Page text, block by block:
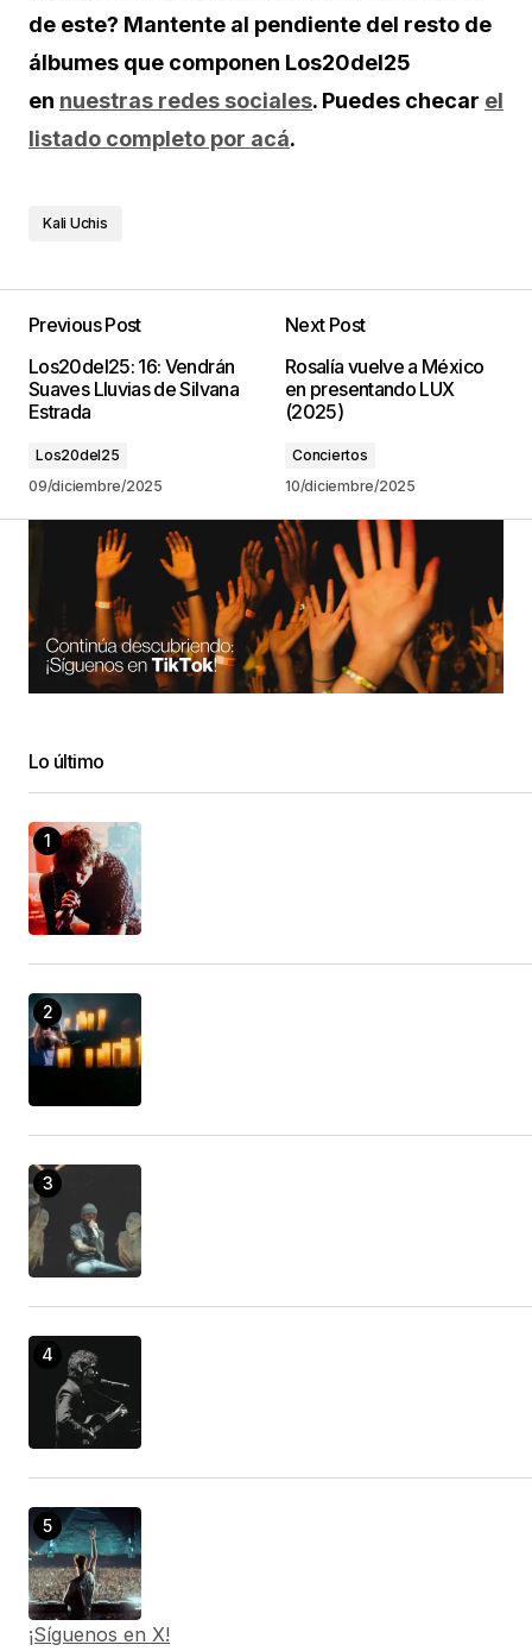
de este? Mantente al pendiente del resto de
álbumes que componen Los20del25
en nuestras redes sociales. Puedes checar el
listado completo por acá.
Kali Uchis
Previous Post
Los20del25: 16: Vendrán
Suaves Lluvias de Silvana
Estrada
Los20del25
09/diciembre/2025
Next Post
Rosalía vuelve a México
en presentando LUX
(2025)
Conciertos
10/diciembre/2025
Lo último
¡Síguenos en X!